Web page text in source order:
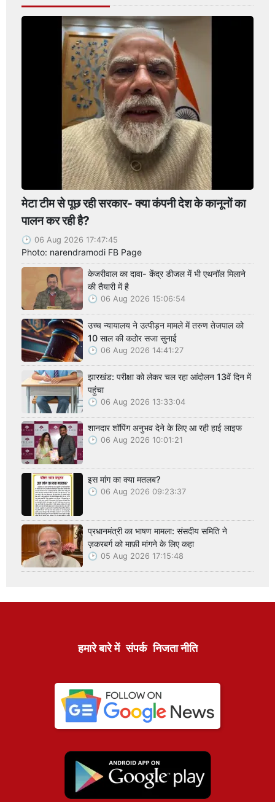
मेटा टीम से पूछ रही सरकार- क्या कंपनी देश के कानूनों का
पालन कर रही है?
06 Aug 2026 17:47:45
Photo: narendramodi FB Page
केजरीवाल का दावा- केंद्र डीजल में भी एथनॉल मिलाने
की तैयारी में है
06 Aug 2026 15:06:54
उच्च न्यायालय ने उत्पीड़न मामले में तरुण तेजपाल को
10 साल की कठोर सजा सुनाई
06 Aug 2026 14:41:27
झारखंड: परीक्षा को लेकर चल रहा आंदोलन 13वें दिन में
पहुंचा
06 Aug 2026 13:33:04
शानदार शॉपिंग अनुभव देने के लिए आ रही हाई लाइफ
06 Aug 2026 10:01:21
इस मांग का क्या मतलब?
06 Aug 2026 09:23:37
प्रधानमंत्री का भाषण मामला: संसदीय समिति ने
ज़करबर्ग को माफ़ी मांगने के लिए कहा
05 Aug 2026 17:15:48
हमारे बारे में संपर्क निजता नीति